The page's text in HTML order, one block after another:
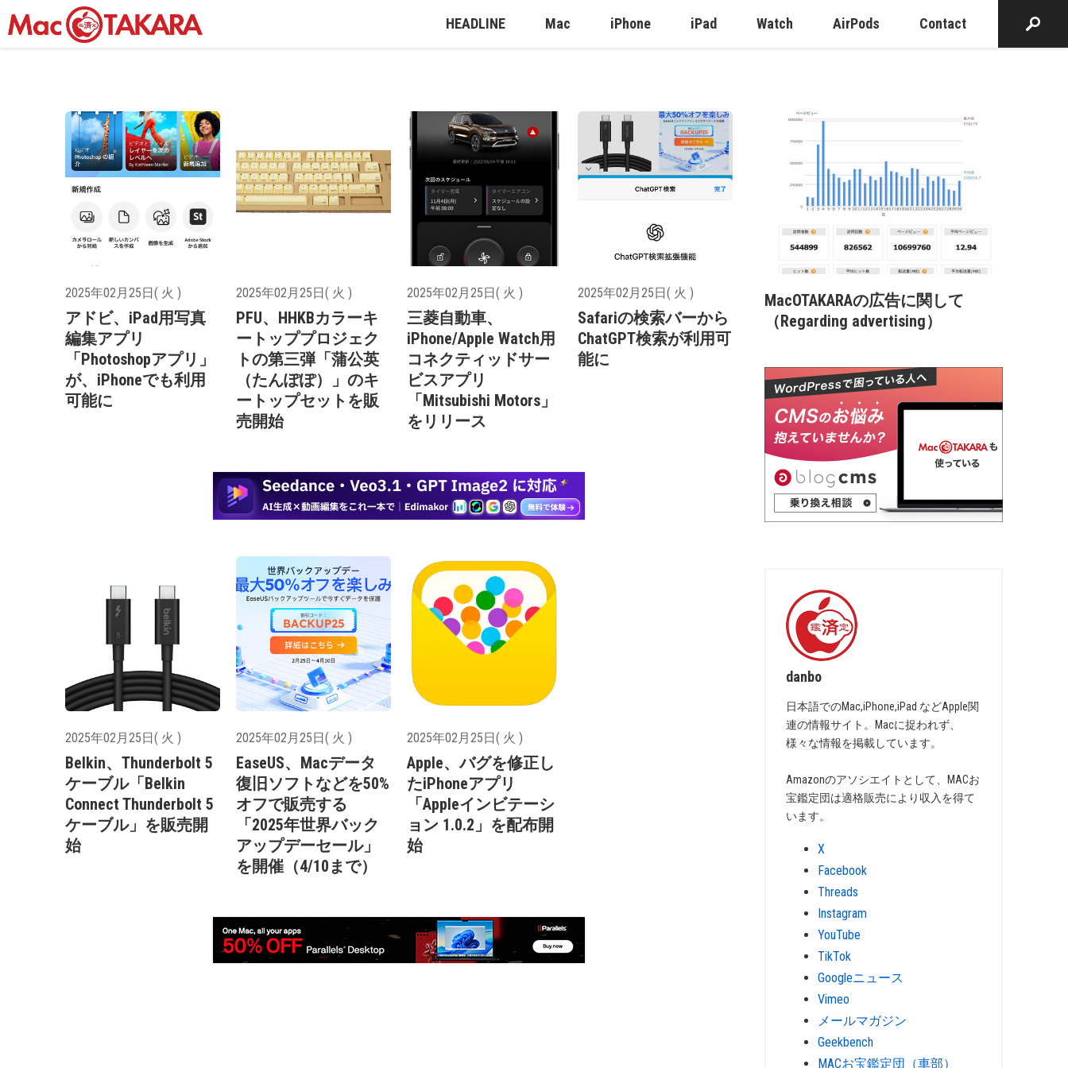
HEADLINE Mac iPhone iPad Watch AirPods Contact
2025年02月25日( 火 )
アドビ、iPad用写真
編集アプリ
「Photoshopアプリ」
が、iPhoneでも利用
可能に
2025年02月25日( 火 )
PFU、HHKBカラーキ
ートッププロジェク
トの第三弾「蒲公英
（たんぽぽ）」のキ
ートップセットを販
売開始
2025年02月25日( 火 )
三菱自動車、
iPhone/Apple Watch用
コネクティッドサー
ビスアプリ
「Mitsubishi Motors」
をリリース
2025年02月25日( 火 )
Safariの検索バーから
ChatGPT検索が利用可
能に
2025年02月25日( 火 )
Belkin、Thunderbolt 5
ケーブル「Belkin
Connect Thunderbolt 5
ケーブル」を販売開
始
2025年02月25日( 火 )
EaseUS、Macデータ
復旧ソフトなどを50%
オフで販売する
「2025年世界バック
アップデーセール」
を開催（4/10まで）
2025年02月25日( 火 )
Apple、バグを修正し
たiPhoneアプリ
「Appleインビテーシ
ョン 1.0.2」を配布開
始
MacOTAKARAの広告に関して
（Regarding advertising）
danbo
日本語でのMac,iPhone,iPad などApple関
連の情報サイト。Macに捉われず、
様々な情報を掲載しています。
Amazonのアソシエイトとして、MACお
宝鑑定団は適格販売により収入を得て
います。
X
Facebook
Threads
Instagram
YouTube
TikTok
Googleニュース
Vimeo
メールマガジン
Geekbench
MACお宝鑑定団（車部）